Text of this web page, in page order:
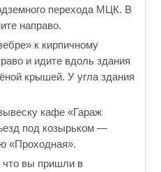
перехода МЦК. В
направо.
к кирпичному
и идите вдоль здания
крышей. У угла здания
кафе «Гараж
под козырьком —
«Проходная».
что вы пришли в